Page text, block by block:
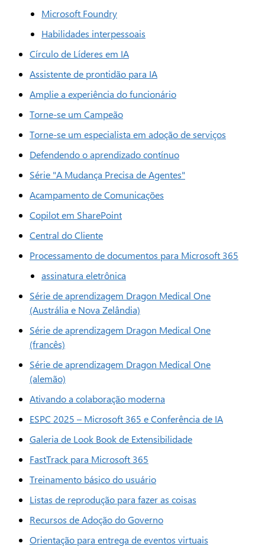
Microsoft Foundry
Habilidades interpessoais
Círculo de Líderes em IA
Assistente de prontidão para IA
Amplie a experiência do funcionário
Torne-se um Campeão
Torne-se um especialista em adoção de serviços
Defendendo o aprendizado contínuo
Série "A Mudança Precisa de Agentes"
Acampamento de Comunicações
Copilot em SharePoint
Central do Cliente
Processamento de documentos para Microsoft 365
assinatura eletrônica
Série de aprendizagem Dragon Medical One
(Austrália e Nova Zelândia)
Série de aprendizagem Dragon Medical One
(francês)
Série de aprendizagem Dragon Medical One
(alemão)
Ativando a colaboração moderna
ESPC 2025 – Microsoft 365 e Conferência de IA
Galeria de Look Book de Extensibilidade
FastTrack para Microsoft 365
Treinamento básico do usuário
Listas de reprodução para fazer as coisas
Recursos de Adoção do Governo
Orientação para entrega de eventos virtuais